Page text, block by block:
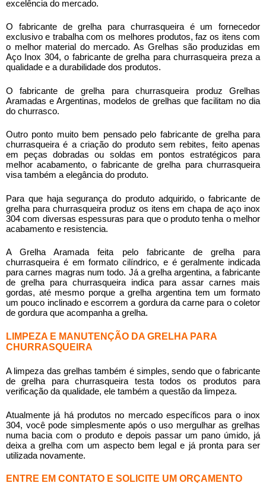
excelência do mercado.
O fabricante de grelha para churrasqueiraé um fornecedor
exclusivo e trabalha com os melhores produtos, faz os itens com
o melhor material do mercado. As Grelhas são produzidas em
Aço Inox 304, o fabricante de grelha para churrasqueira preza a
qualidade e a durabilidade dos produtos.
Ofabricante de grelha para churrasqueira produz Grelhas
Aramadas e Argentinas, modelos de grelhas que facilitam no dia
do churrasco.
Outro ponto muito bem pensado pelo fabricante de grelha para
churrasqueira é a criação do produto sem rebites, feito apenas
em peças dobradas ou soldas em pontos estratégicos para
melhor acabamento, o fabricante de grelha para churrasqueira
visa também a elegância do produto.
Para que haja segurança do produto adquirido, ofabricante de
grelha para churrasqueiraproduz os itens em chapa de aço inox
304 com diversas espessuras para que o produto tenha o melhor
acabamento e resistencia.
A Grelha Aramada feita pelo fabricante de grelha para
churrasqueira é em formato cilíndrico, e é geralmente indicada
para carnes magras num todo. Já a grelha argentina, a fabricante
de grelha para churrasqueira indica para assar carnes mais
gordas, até mesmo porque a grelha argentina tem um formato
um pouco inclinado e escorrem a gordura da carne para o coletor
de gordura que acompanha a grelha.
LIMPEZA E MANUTENÇÃO DA GRELHA PARA
CHURRASQUEIRA
A limpeza das grelhas também é simples, sendo que o fabricante
de grelha para churrasqueira testa todos os produtos para
verificação da qualidade, ele também a questão da limpeza.
Atualmente já há produtos no mercado específicos para o inox
304, você pode simplesmente após o uso mergulhar as grelhas
numa bacia com o produto e depois passar um pano úmido, já
deixa a grelha com um aspecto bem legal e já pronta para ser
utilizada novamente.
ENTRE EM CONTATO E SOLICITE UM ORÇAMENTO